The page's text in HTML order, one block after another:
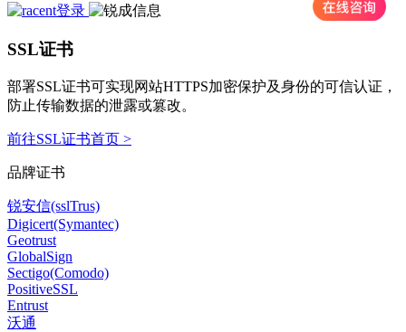
SSL证书
部署SSL证书可实现网站HTTPS加密保护及身份的可信认证，
防止传输数据的泄露或篡改。
前往SSL证书首页 >
品牌证书
锐安信(sslTrus)
Digicert(Symantec)
Geotrust
GlobalSign
Sectigo(Comodo)
PositiveSSL
Entrust
沃通